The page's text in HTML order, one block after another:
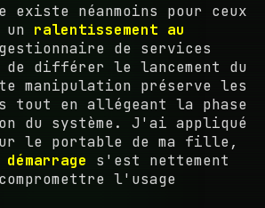
existe néanmoins pour ceux
ralentissement au
de services
de différer le lancement du
manipulation préserve les
tout en allégeant la phase
du système. J'ai appliqué
le portable de ma fille,
s'est nettement
l'usage